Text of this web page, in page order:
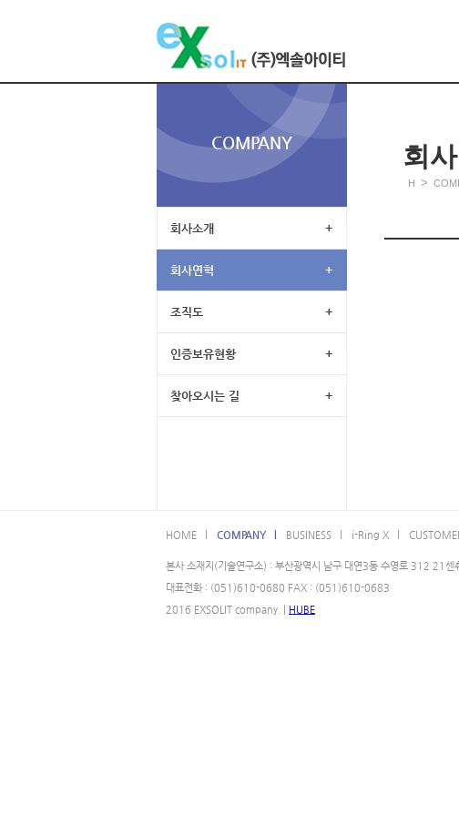
COMPANY
회사소개 +
회사연혁 +
조직도 +
인증보유현황 +
찾아오시는 길 +
회
H >
HOME l COMPANY l BUSINESS l i-Ring X l
본사 소재지(기술연구소) : 부산광역시 남구 대연3동 수영로 312 21센
대표전화 : (051)610-0680 FAX : (051)610-0683
2016 EXSOLIT company. | HUBE